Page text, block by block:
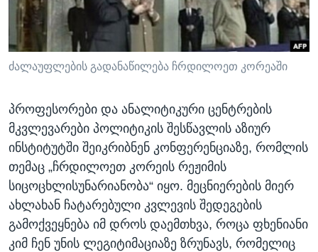
ᲡᲢᲣᲓᲘᲐ ᲕᲐᲨᲘᲜᲒᲢᲝᲜᲘ
ᲔᲙᲝᲜᲝᲛᲘᲙᲐ
ᲯᲐᲜᲛᲠᲗᲔᲚᲝᲑᲐ
ᲛᲔᲪᲜᲘᲔᲠᲔᲑᲐ
ᲙᲣᲚᲢᲣᲠᲐ
ᲒᲐᲚᲘᲚᲔᲝ
ᲓᲔᲖᲘᲜᲤᲝᲠᲛᲐᲪᲘᲐ
Learning English
ᲗᲕᲐᲚᲘ ᲒᲕᲐᲓᲔᲕᲜᲔᲗ
ენები
ძალაუფლების გადანაწილება ჩრდილოეთ კორეაში
პროფესორები და ანალიტიკური ცენტრების
მკვლევარები პოლიტიკის შესწავლის აზიურ
ინსტიტუტში შეიკრიბნენ კონფერენციაზე, რომლის
თემაც „ჩრდილოეთ კორეის რეჟიმის
სიცოცხლისუნარიანობა“ იყო. მეცნიერების მიერ
ახლახან ჩატარებული კვლევის შედეგების
გამოქვეყნება იმ დროს დაემთხვა, როცა ფხენიანი
კიმ ჩენ უნის ლეგიტიმაციაზე ზრუნავს, რომელიც